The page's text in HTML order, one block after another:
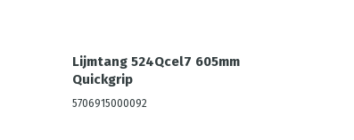
Lijmtang 524Qcel7 605mm
Quickgrip
5706915000092